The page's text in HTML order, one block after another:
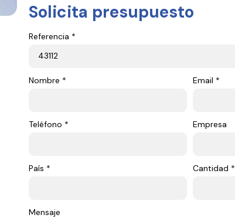
Solicita presupuesto
Referencia *
Nombre * Email *
Teléfono * Empresa
País * Cantidad *
Mensaje